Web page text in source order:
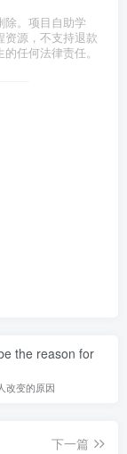
除。项目自助学
资源，不支持退款
任何法律责任。
the reason for
改变的原因
下一篇